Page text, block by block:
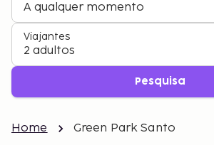
A qualquer momento
Viajantes
2 adultos
Pesquisa
Home Green Park Santo